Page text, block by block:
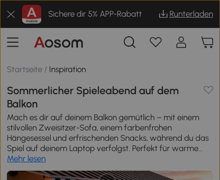
Sichere dir 5% APP-Rabatt Runterladen
Startseite / Inspiration
Sommerlicher Spieleabend auf dem
Balkon
Mach es dir auf deinem Balkon gemütlich – mit einem
stilvollen Zweisitzer-Sofa, einem farbenfrohen
Hängesessel und erfrischenden Snacks, während du das
Spiel auf deinem Laptop verfolgst. Perfekt für warme...
Mehr lesen